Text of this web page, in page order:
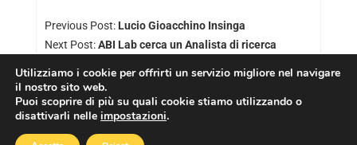
Previous Post: Lucio Gioacchino Insinga
Next Post:ABI Lab cerca un Analista di ricerca
Copyright © 2026
Utilizziamo i cookie per offrirti un servizio migliore nel navigare
il nostro sito web.
Puoi scoprire di più su quali cookie stiamo utilizzando o
disattivarli nelle impostazioni.